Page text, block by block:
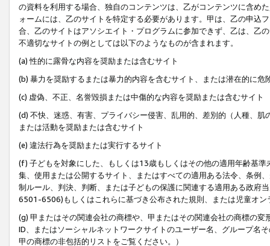
の資料を利用する場合、独自のコンテンツは、乙がコンテンツに含め
ォームには、乙のサイトを特定する必要があります。甲は、乙の申込
合、乙のサイトはアソシエイト・プログラムに参加できず、乙は、乙
不適切なサイトの例としては以下のようなものが含まれます。
(a) 性的に露骨な内容を奨励または含むサイト
(b) 暴力を奨励するまたは暴力的内容を含むサイト、または潜在的に
(c) 虚偽、不正、名誉毀損または中傷的な内容を奨励または含むサイト
(d) 不快、迷惑、有害、プライバシー侵害、乱用的、差別的（人種、
または活動を奨励または含むサイト
(e) 違法行為を奨励または実行するサイト
(f) 子どもを対象にした、もしくは13歳もしくはその他の適用年齢基
集、使用または公開するサイト、またはすべての適用ある法令、条例
制ルール、判決、判断、または子どもの保護に関連する適用ある政府
6501-6506)もしくはこれらに基づき公布された規則、または児童オン
(g) 甲またはその関連会社の商標や、甲またはその関連会社の商標の
ID、またはソーシャルネットワークサイトのユーザー名、グループ名
甲の商標の非包括的リストをご覧ください。）